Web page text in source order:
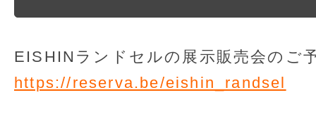
EISHINランドセルの展示販売会のご
https://reserva.be/eishin_randsel